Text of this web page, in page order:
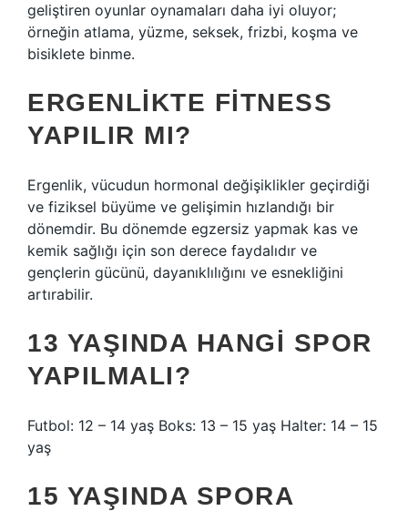
geliştiren oyunlar oynamaları daha iyi oluyor;
örneğin atlama, yüzme, seksek, frizbi, koşma ve
bisiklete binme.
ERGENLIKTE FITNESS
YAPILIR MI?
Ergenlik, vücudun hormonal değişiklikler geçirdiği
ve fiziksel büyüme ve gelişimin hızlandığı bir
dönemdir. Bu dönemde egzersiz yapmak kas ve
kemik sağlığı için son derece faydalıdır ve
gençlerin gücünü, dayanıklılığını ve esnekliğini
artırabilir.
13 YAŞINDA HANGI SPOR
YAPILMALI?
Futbol: 12 – 14 yaş Boks: 13 – 15 yaş Halter: 14 – 15
yaş
15 YAŞINDA SPORA